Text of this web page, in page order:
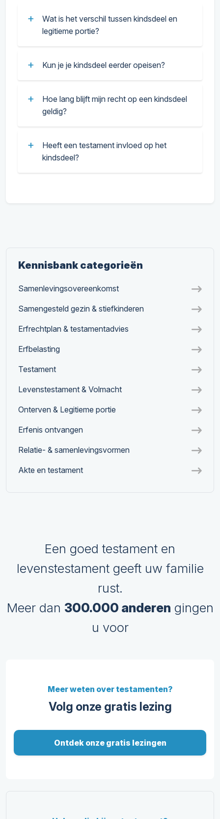
Wat is het verschil tussen kindsdeel en
legitieme portie?
Kun je je kindsdeel eerder opeisen?
Hoe lang blijft mijn recht op een kindsdeel
geldig?
Heeft een testament invloed op het
kindsdeel?
Kennisbank categorieën
Samenlevingsovereenkomst
Samengesteld gezin & stiefkinderen
Erfrechtplan & testamentadvies
Erfbelasting
Testament
Levenstestament & Volmacht
Onterven & Legitieme portie
Erfenis ontvangen
Relatie- & samenlevingsvormen
Akte en testament
Een goed testament en
levenstestament geeft uw familie
rust.
Meer dan 300.000 anderen gingen
u voor
Meer weten over testamenten?
Volg onze gratis lezing
Ontdek onze gratis lezingen